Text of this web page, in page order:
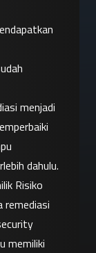
menjadi
dahulu.
Risiko
remediasi
memiliki